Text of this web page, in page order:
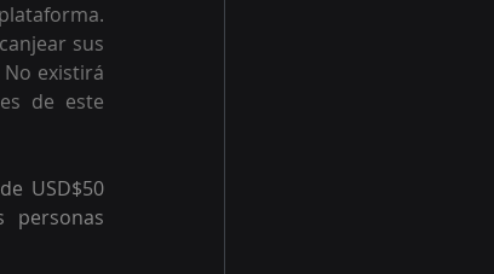
sus
existirá
de este
USD$50
personas